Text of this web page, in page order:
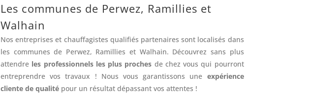
Les communes de Perwez, Ramillies et
Walhain
Nos entreprises et chauffagistes qualifiés partenaires sont localisés dans
les communes de Perwez, Ramillies et Walhain. Découvrez sans plus
attendreles professionnels les plus proches de chez vous qui pourront
entreprendre vos travaux ! Nous vous garantissons une expérience
cliente de qualitépour un résultat dépassant vos attentes !